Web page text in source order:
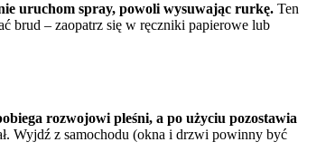
uruchom spray, powoli wysuwając rurkę. Ten
brud – zaopatrz się w ręczniki papierowe lub
rozwojowi pleśni, a po użyciu pozostawia
Wyjdź z samochodu (okna i drzwi powinny być